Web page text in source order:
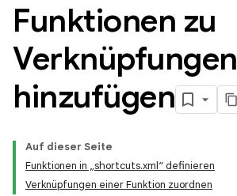
Funktionen zu
Verknüpfungen
hinzufügen
Auf dieser Seite
Funktionen in „shortcuts.xml“ definieren
Verknüpfungen einer Funktion zuordnen